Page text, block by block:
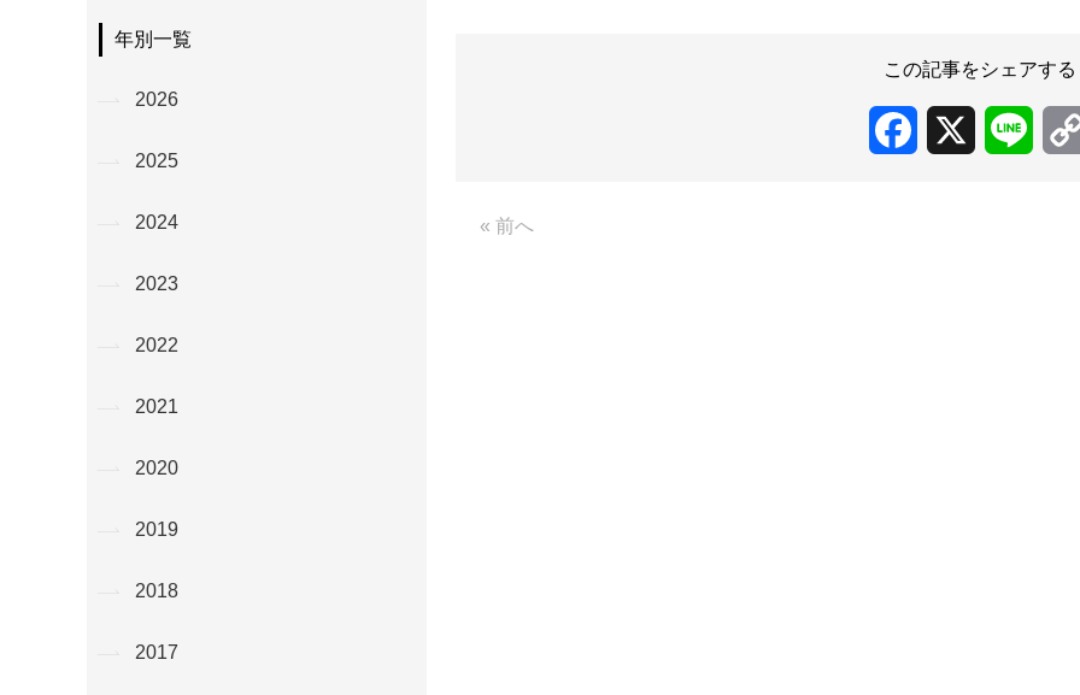
この記事をシェアする
Facebook Line
« 前へ
年別一覧
2026
2025
2024
2023
2022
2021
2020
2019
2018
2017